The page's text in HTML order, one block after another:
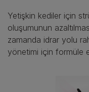
Yetişkin kediler için
oluşumunun
zamanda idrar yolu
yönetimi için formüle